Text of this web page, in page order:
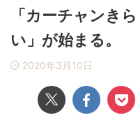
「カーチャンき
い」が始まる。
2020年3月10日